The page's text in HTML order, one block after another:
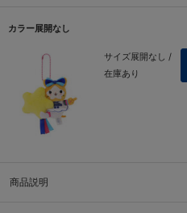
カラー展開なし
サイズ展開なし /
在庫あり
商品説明